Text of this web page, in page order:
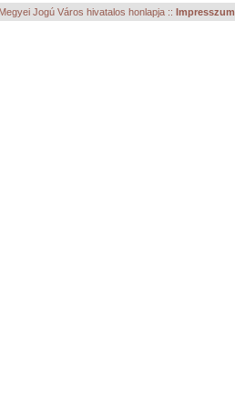
Jogú Város hivatalos honlapja :: Impresszum